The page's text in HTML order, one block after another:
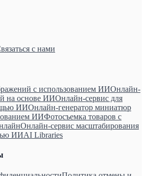
с нами
с использованием ИИОнлайн-
на основе ИИОнлайн-сервис для
ИИОнлайн-генератор миниатюр
ИИФотосъемка товаров с
Онлайн-сервис масштабирования
ИИAI Libraries